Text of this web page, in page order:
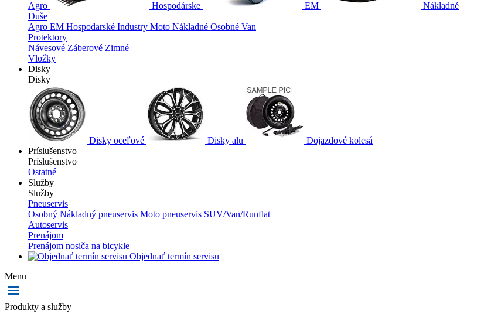
Agro Hospodárske EM
Nákladné
Duše
Agro EM Hospodarské Industry Moto Nákladné Osobné Van
Protektory
Návesové Záberové Zimné
Vložky
Disky
Disky
Disky oceľové Disky alu
Dojazdové kolesá
Príslušenstvo
Príslušenstvo
Ostatné
Služby
Služby
Pneuservis
Osobný Nákladný pneuservis Moto pneuservis SUV/Van/Runflat
Autoservis
Prenájom
Prenájom nosiča na bicykle
Objednať termín servisu
Menu
Produkty a služby